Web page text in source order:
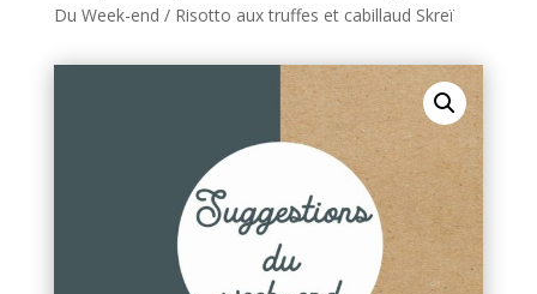
Du Week-end / Risotto aux truffes et cabillaud Skreï